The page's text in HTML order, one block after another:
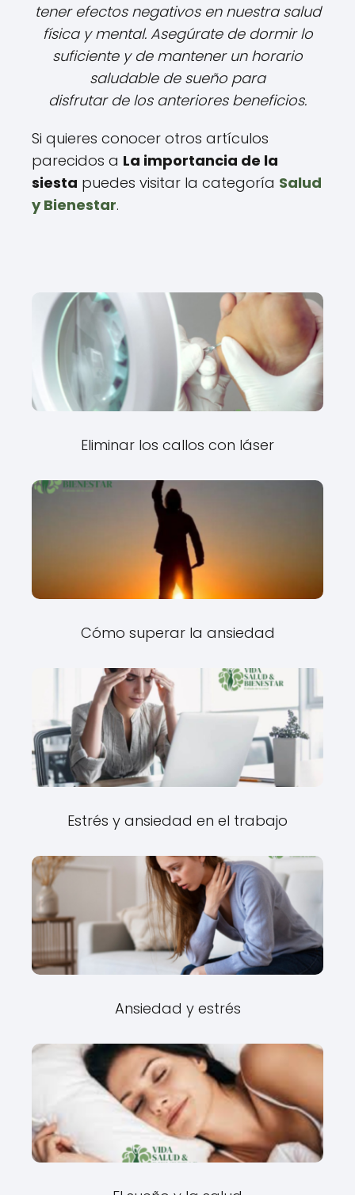
tener efectos negativos en nuestra salud
física y mental. Asegúrate de dormir lo
suficiente y de mantener un horario
saludable de sueño para
disfrutar de los anteriores beneficios.
Si quieres conocer otros artículos
parecidos a La importancia de la
siesta puedes visitar la categoría Salud
y Bienestar.
Eliminar los callos con láser
Cómo superar la ansiedad
Estrés y ansiedad en el trabajo
Ansiedad y estrés